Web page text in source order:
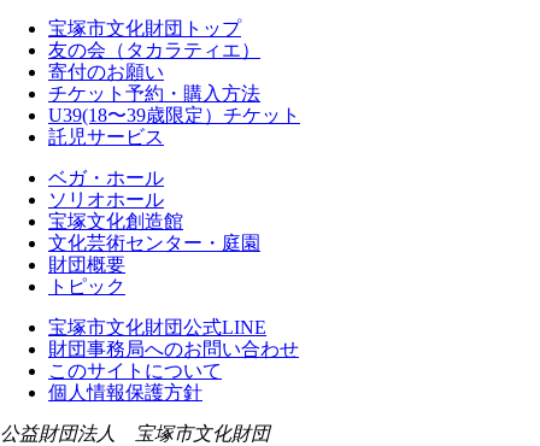
宝塚市文化財団トップ
友の会（タカラティエ）
寄付のお願い
チケット予約・購入方法
U39(18〜39歳限定）チケット
託児サービス
ベガ・ホール
ソリオホール
宝塚文化創造館
文化芸術センター・庭園
財団概要
トピック
宝塚市文化財団公式LINE
財団事務局へのお問い合わせ
このサイトについて
個人情報保護方針
公益財団法人 宝塚市文化財団